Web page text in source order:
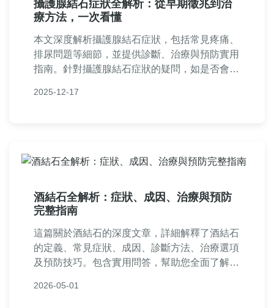
攝護腺結石症狀全解析：從早期徵兆到治
療方法，一次看懂
本文深度解析攝護腺結石症狀，包括常見疼痛、
排尿問題等細節，並提供診斷、治療與預防實用
指南。針對攝護腺結石症狀的疑問，如是否會自
助男性讀者全面掌握健康資訊。
2025-12-17
酒結石全解析：症狀、成因、治療與預防
完整指南
這篇關於酒結石的深度文章，詳細解釋了酒結石
的定義、常見症狀、成因、診斷方法、治療選項
及預防技巧。包含實用問答，幫助您全面了解酒
方案。適合有飲酒習慣或相關疑慮的讀者參考。
2026-05-01